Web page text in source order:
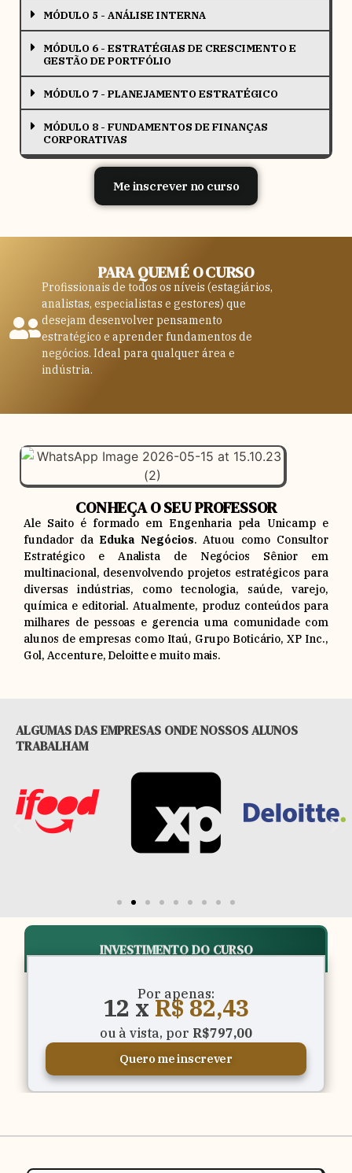
MÓDULO 5 - ANÁLISE INTERNA
MÓDULO 6 - ESTRATÉGIAS DE CRESCIMENTO E
GESTÃO DE PORTFÓLIO
MÓDULO 7 - PLANEJAMENTO ESTRATÉGICO
MÓDULO 8 - FUNDAMENTOS DE FINANÇAS
CORPORATIVAS
Me inscrever no curso
PARA QUEM É O CURSO
Profissionais de todos os níveis (estagiários,
analistas, especialistas e gestores) que
desejam desenvolver pensamento
estratégico e aprender fundamentos de
negócios. Ideal para qualquer área e
indústria.
CONHEÇA O SEU PROFESSOR
Ale Saito é formado em Engenharia pela Unicamp e
fundador da Eduka Negócios. Atuou como Consultor
Estratégico e Analista de Negócios Sênior em
multinacional, desenvolvendo projetos estratégicos para
diversas indústrias, como tecnologia, saúde, varejo,
química e editorial. Atualmente, produz conteúdos para
milhares de pessoas e gerencia uma comunidade com
alunos de empresas como Itaú, Grupo Boticário, XP Inc.,
Gol, Accenture, Deloitte e muito mais.
ALGUMAS DAS EMPRESAS ONDE NOSSOS ALUNOS
TRABALHAM
INVESTIMENTO DO CURSO
Por apenas:
12 xR$ 82,43
ou à vista, por R$797,00
Quero me inscrever